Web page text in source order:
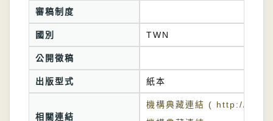
審稿制度
國別 TWN
公開徵稿
出版型式 紙本
相關連結
機構典藏連結 ( http://